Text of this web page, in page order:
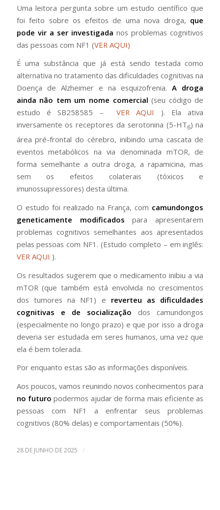
Uma leitora pergunta sobre um estudo científico que
foi feito sobre os efeitos de uma nova droga, que
pode vir a ser investigada nos problemas cognitivos
das pessoas com NF1 (VER AQUI)
É uma substância que já está sendo testada como
alternativa no tratamento das dificuldades cognitivas na
Doença de Alzheimer e na esquizofrenia.A droga
ainda não tem um nome comercial (seu código de
estudo é SB258585 –VER AQUI
). Ela ativa
inversamente os receptores da serotonina (5-HT6) na
área pré-frontal do cérebro, inibindo uma cascata de
eventos metabólicos na via denominada mTOR, de
forma semelhante a outra droga, a rapamicina, mas
sem os efeitos colaterais (tóxicos e
imunossupressores) desta última.
O estudo foi realizado na França, com camundongos
geneticamente modificados para apresentarem
problemas cognitivos semelhantes aos apresentados
pelas pessoas com NF1. (Estudo completo – em inglês:
VER AQUI ).
Os resultados sugerem que o medicamento inibiu a via
mTOR (que também está envolvida no crescimentos
dos tumores na NF1) e reverteu as dificuldades
cognitivas e de socialização dos camundongos
(especialmente no longo prazo) e que por isso a droga
deveria ser estudada em seres humanos, uma vez que
ela é bem tolerada.
Por enquanto estas são as informações disponíveis.
Aos poucos, vamos reunindo novos conhecimentos para
no futuro podermos ajudar de forma mais eficiente as
pessoas com NF1 a enfrentar seus problemas
cognitivos (80% delas) e comportamentais (50%).
28 DE JUNHO DE 2025 /